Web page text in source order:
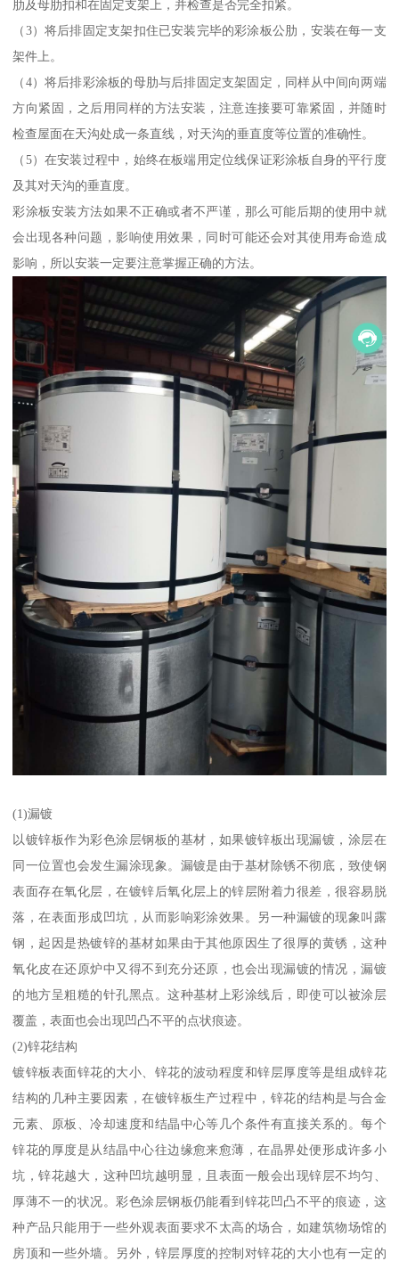
肋及母肋扣和在固定支架上，并检查是否完全扣紧。
（3）将后排固定支架扣住已安装完毕的彩涂板公肋，安装在每一支
架件上。
（4）将后排彩涂板的母肋与后排固定支架固定，同样从中间向两端
方向紧固，之后用同样的方法安装，注意连接要可靠紧固，并随时
检查屋面在天沟处成一条直线，对天沟的垂直度等位置的准确性。
（5）在安装过程中，始终在板端用定位线保证彩涂板自身的平行度
及其对天沟的垂直度。
彩涂板安装方法如果不正确或者不严谨，那么可能后期的使用中就
会出现各种问题，影响使用效果，同时可能还会对其使用寿命造成
影响，所以安装一定要注意掌握正确的方法。
(1)漏镀
以镀锌板作为彩色涂层钢板的基材，如果镀锌板出现漏镀，涂层在
同一位置也会发生漏涂现象。漏镀是由于基材除锈不彻底，致使钢
表面存在氧化层，在镀锌后氧化层上的锌层附着力很差，很容易脱
落，在表面形成凹坑，从而影响彩涂效果。另一种漏镀的现象叫露
钢，起因是热镀锌的基材如果由于其他原因生了很厚的黄锈，这种
氧化皮在还原炉中又得不到充分还原，也会出现漏镀的情况，漏镀
的地方呈粗糙的针孔黑点。这种基材上彩涂线后，即使可以被涂层
覆盖，表面也会出现凹凸不平的点状痕迹。
(2)锌花结构
镀锌板表面锌花的大小、锌花的波动程度和锌层厚度等是组成锌花
结构的几种主要因素，在镀锌板生产过程中，锌花的结构是与合金
元素、原板、冷却速度和结晶中心等几个条件有直接关系的。每个
锌花的厚度是从结晶中心往边缘愈来愈薄，在晶界处便形成许多小
坑，锌花越大，这种凹坑越明显，且表面一般会出现锌层不均匀、
厚薄不一的状况。彩色涂层钢板仍能看到锌花凹凸不平的痕迹，这
种产品只能用于一些外观表面要求不太高的场合，如建筑物场馆的
房顶和一些外墙。另外，锌层厚度的控制对锌花的大小也有一定的